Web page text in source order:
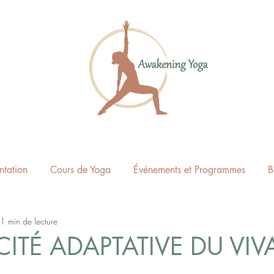
Cours de Yoga Événements et Programmes
ADAPTATIVE DU
1 min de lecture